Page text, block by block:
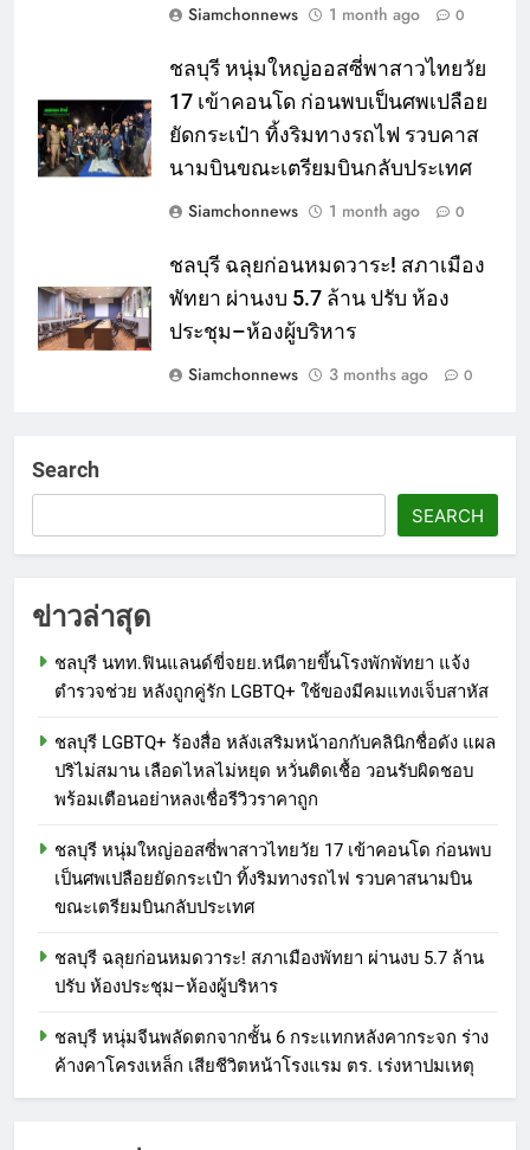
Siamchonnews
1 month ago 0
ชลบุรี หนุ่มใหญ่ออสซี่พาสาวไทยวัย
17 เข้าคอนโด ก่อนพบเป็นศพเปลือย
ยัดกระเป๋า ทิ้งริมทางรถไฟ รวบคาส
นามบินขณะเตรียมบินกลับประเทศ
Siamchonnews
1 month ago 0
ชลบุรี ฉลุยก่อนหมดวาระ! สภาเมือง
พัทยา ผ่านงบ 5.7 ล้าน ปรับ ห้อง
ประชุม–ห้องผู้บริหาร
Siamchonnews
3 months ago 0
Search
SEARCH
ข่าวล่าสุด
ชลบุรี นทท.ฟินแลนด์ขี่จยย.หนีตายขึ้นโรงพักพัทยา แจ้ง
ตำรวจช่วย หลังถูกคู่รัก LGBTQ+ ใช้ของมีคมแทงเจ็บสาหัส
ชลบุรี LGBTQ+ ร้องสื่อ หลังเสริมหน้าอกกับคลินิกชื่อดัง แผล
ปริไม่สมาน เลือดไหลไม่หยุด หวั่นติดเชื้อ วอนรับผิดชอบ
พร้อมเตือนอย่าหลงเชื่อรีวิวราคาถูก
ชลบุรี หนุ่มใหญ่ออสซี่พาสาวไทยวัย 17 เข้าคอนโด ก่อนพบ
เป็นศพเปลือยยัดกระเป๋า ทิ้งริมทางรถไฟ รวบคาสนามบิน
ขณะเตรียมบินกลับประเทศ
ชลบุรี ฉลุยก่อนหมดวาระ! สภาเมืองพัทยา ผ่านงบ 5.7 ล้าน
ปรับ ห้องประชุม–ห้องผู้บริหาร
ชลบุรี หนุ่มจีนพลัดตกจากชั้น 6 กระแทกหลังคากระจก ร่าง
ค้างคาโครงเหล็ก เสียชีวิตหน้าโรงแรม ตร. เร่งหาปมเหตุ